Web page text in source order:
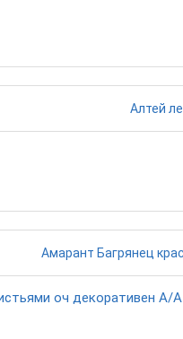
оч декоративен А/А